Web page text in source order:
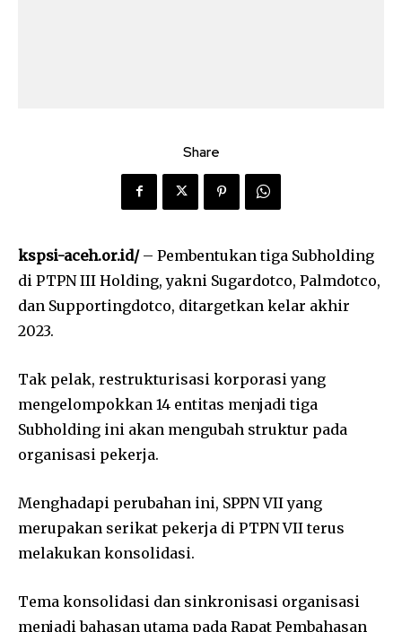
Share
kspsi-aceh.or.id/– Pembentukan tiga Subholding
di PTPN III Holding, yakni Sugardotco, Palmdotco,
dan Supportingdotco, ditargetkan kelar akhir
2023.
Tak pelak, restrukturisasi korporasi yang
mengelompokkan 14 entitas menjadi tiga
Subholding ini akan mengubah struktur pada
organisasi pekerja.
Menghadapi perubahan ini, SPPN VII yang
merupakan serikat pekerja di PTPN VII terus
melakukan konsolidasi.
Tema konsolidasi dan sinkronisasi organisasi
menjadi bahasan utama pada Rapat Pembahasan